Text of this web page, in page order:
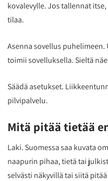
kovalevylle. Jos tallennat
tilaa.
Asenna sovellus
toimii sovelluksella. Sieltä
Säädä asetukset.
pilvipalvelu.
Mitä pitää tietää
Laki. Suomessa saa kuvata
naapurin pihaa, tietä tai
selvästi näkyvillä tai siitä